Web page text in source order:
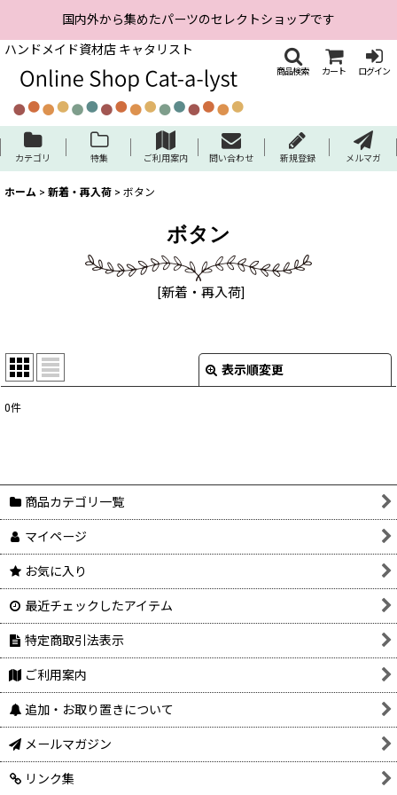
国内外から集めたパーツのセレクトショップです
ハンドメイド資材店 キャタリスト
商品検索 カート ログイン
カテゴリ 特集 ご利用案内 問い合わせ 新規登録 メルマガ
ホーム > 新着・再入荷 > ボタン
ボタン
[新着・再入荷]
表示順変更
並び順:
絞り込む
0件
商品カテゴリ一覧
マイページ
お気に入り
最近チェックしたアイテム
特定商取引法表示
ご利用案内
追加・お取り置きについて
メールマガジン
リンク集